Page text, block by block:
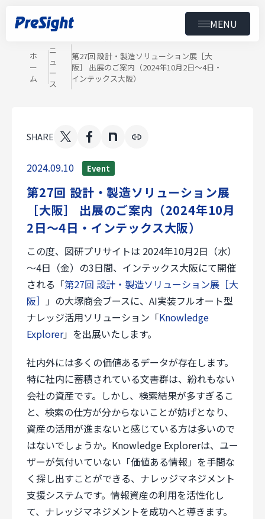
MENU
製品
ダウンロード
会社情報
スペシャルコンテンツ用語集採用情報
個人情報保護方針
サイトのご利用にあたって
サイトマップ
News
ホ
ー
ム
ニ
ュ
ー
ス
第27回 設計・製造ソリューション展［大
阪］ 出展のご案内（2024年10月2日～4日・
インテックス大阪）
SHARE
2024.09.10 Event
第27回 設計・製造ソリューション展
［大阪］ 出展のご案内（2024年10月
2日～4日・インテックス大阪）
この度、図研プリサイトは 2024年10月2日（水）
～4日（金）の3日間、インテックス大阪にて開催
される「第27回 設計・製造ソリューション展［大
阪］ 」の大塚商会ブースに、AI実装フルオート型
ナレッジ活用ソリューション「Knowledge
Explorer」を出展いたします。
社内外には多くの価値あるデータが存在します。
特に社内に蓄積されている文書群は、紛れもない
会社の資産です。しかし、検索結果が多すぎるこ
と、検索の仕方が分からないことが妨げとなり、
資産の活用が進まないと感じている方は多いので
はないでしょうか。Knowledge Explorerは、ユー
ザーが気付いていない「価値ある情報」を手間な
く探し出すことができる、ナレッジマネジメント
支援システムです。情報資産の利用を活性化し
て、ナレッジマネジメントを成功へと導きます。